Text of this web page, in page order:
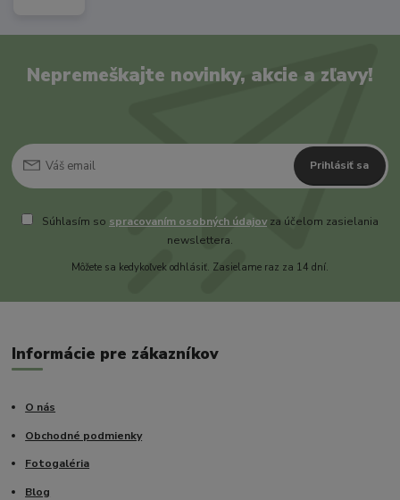
Nepremeškajte novinky, akcie a zľavy!
Prihlásiť sa
Súhlasím so spracovaním osobných údajovza účelom zasielania
newslettera.
Môžete sa kedykoľvek odhlásiť. Zasielame raz za 14 dní.
Informácie pre zákazníkov
O nás
Obchodné podmienky
Fotogaléria
Blog